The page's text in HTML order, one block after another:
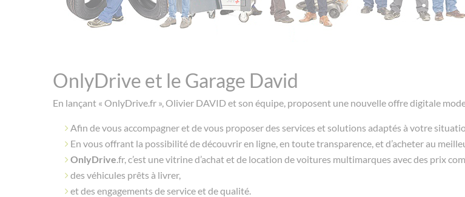
OnlyDrive et le Garage David
En lançant « OnlyDrive.fr », Olivier DAVID et son équipe, proposent une nouvelle offre digitale
Afin de vous accompagner et de vous proposer des services et solutions adaptés à votre
En vous offrant la possibilité de découvrir en ligne, en toute transparence, et d’acheter au
OnlyDrive .fr, c’est une vitrine d’achat et de location de voitures multimarques avec des prix
des véhicules prêts à livrer,
et des engagements de service et de qualité.